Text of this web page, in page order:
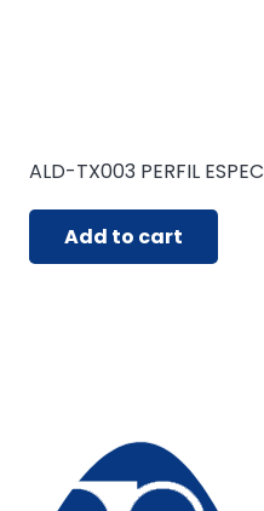
ALD-TX003 PERFIL
Add to cart